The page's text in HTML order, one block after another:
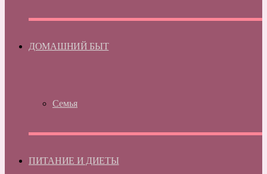
ДОМАШНИЙ БЫТ
Семья
ПИТАНИЕ И ДИЕТЫ